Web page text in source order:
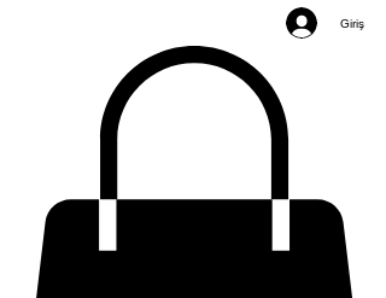
Giriş